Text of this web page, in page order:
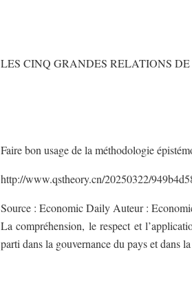
LES CINQ GRANDES RELATIONS
Faire bon usage de la méthodologie
http://www.qstheory.cn/20250322/
Source : Economic Daily Auteur :
La compréhension, le respect et
parti dans la gouvernance du pays et dans